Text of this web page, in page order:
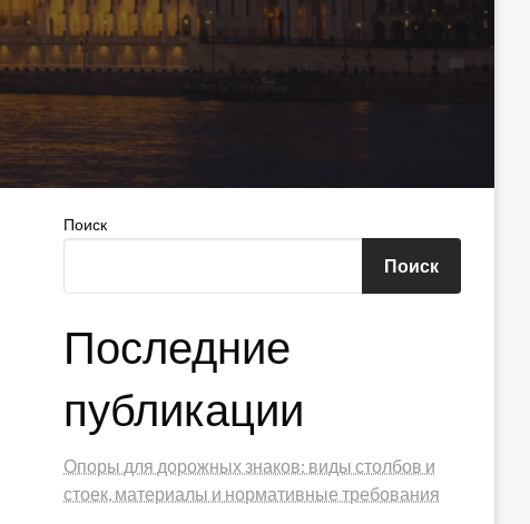
Поиск
Поиск
Последние
публикации
Опоры для дорожных знаков: виды столбов и
стоек, материалы и нормативные требования